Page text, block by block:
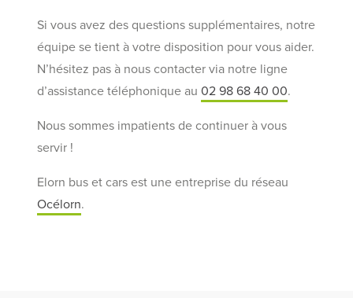
Si vous avez des questions supplémentaires, notre
équipe se tient à votre disposition pour vous aider.
N’hésitez pas à nous contacter via notre ligne
d’assistance téléphonique au02 98 68 40 00.
Nous sommes impatients de continuer à vous
servir !
Elorn bus et cars est une entreprise du réseau
Océlorn.